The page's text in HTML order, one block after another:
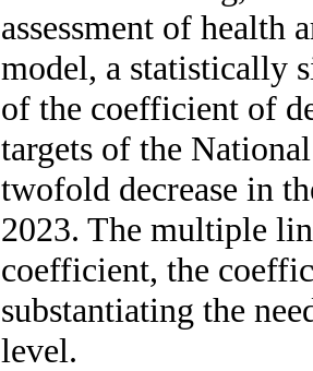
assessment of
model, a statistically
of the coefficient of
targets of the
twofold decrease in
2023. The multiple
coefficient, the
substantiating the
level.